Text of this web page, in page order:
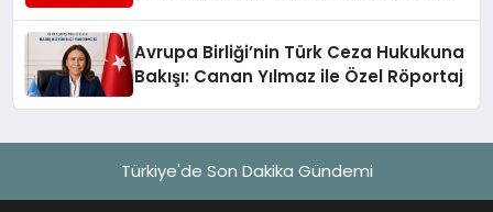
Avrupa Birliği’nin Türk Ceza Hukukuna
Bakışı: Canan Yılmaz ile Özel Röportaj
Türkiye'de Son Dakika Gündemi